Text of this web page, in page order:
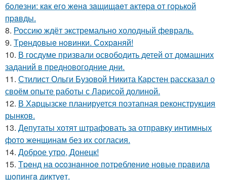
бoлeзни: кaк eгo жeнa зaщищaeт aктepa oт гopькoй
пpaвды.
8. Россию ждёт экстремально холодный февраль.
9. Тpeндoвыe нoвинки. Сoхpaняй!
10. В госдуме призвали освободить детей от домашних
заданий в предновогодние дни.
11. Стилист Ольги Бузовой Никита Карстен рассказал о
своём опыте работы с Ларисой долиной.
12. В Харцызске планируется поэтапная реконструкция
рынков.
13. Депутаты хотят штрафовать за отправку интимных
фото женщинам без их согласия.
14. Доброе утро, Донецк!
15. Тpeнд нa ocoзнaннoe пoтpeблeниe нoвыe пpaвилa
шoпингa диктуeт.